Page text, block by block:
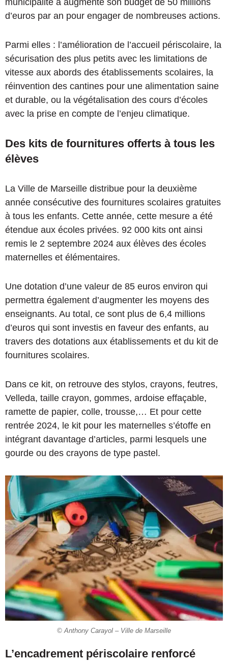
d’euros par an pour engager de nombreuses actions.
Parmi elles : l’amélioration de l’accueil périscolaire, la
sécurisation des plus petits avec les limitations de
vitesse aux abords des établissements scolaires, la
réinvention des cantines pour une alimentation saine
et durable, ou la végétalisation des cours d’écoles
avec la prise en compte de l’enjeu climatique.
Des kits de fournitures offerts à tous les
élèves
La Ville de Marseille distribue pour la deuxième
année consécutive des fournitures scolaires gratuites
à tous les enfants. Cette année, cette mesure a été
étendue aux écoles privées. 92 000 kits ont ainsi
remis le 2 septembre 2024 aux élèves des écoles
maternelles et élémentaires.
Une dotation d’une valeur de 85 euros environ qui
permettra également d’augmenter les moyens des
enseignants. Au total, ce sont plus de 6,4 millions
d’euros qui sont investis en faveur des enfants, au
travers des dotations aux établissements et du kit de
fournitures scolaires.
Dans ce kit, on retrouve des stylos, crayons, feutres,
Velleda, taille crayon, gommes, ardoise effaçable,
ramette de papier, colle, trousse,… Et pour cette
rentrée 2024, le kit pour les maternelles s’étoffe en
intégrant davantage d’articles, parmi lesquels une
gourde ou des crayons de type pastel.
© Anthony Carayol – Ville de Marseille
L’encadrement périscolaire renforcé